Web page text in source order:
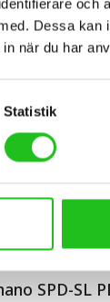
och
Dessa kan
när du har
Statistik
hjälmen säkert
till att
SPD-SL